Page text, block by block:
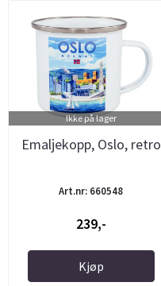
Ikke på lager
Emaljekopp, Oslo, retro
Art.nr: 660548
239,-
Kjøp